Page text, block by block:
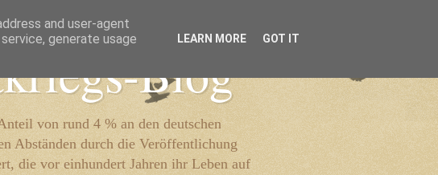
Blog
von rund 4 % an den deutschen
Abständen durch die Veröffentlichung
die vor einhundert Jahren ihr Leben auf
and user-agent
generate usage
LEARN MORE GOT IT